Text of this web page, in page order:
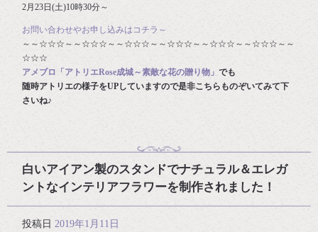
2月23日(土)10時30分～
お問い合わせやお申し込みはコチラ～
～～☆☆☆～～☆☆☆～～☆☆☆～～☆☆☆～～☆☆☆～～☆☆☆～～
☆☆☆
アメブロ「アトリエRose成城～素敵な花の贈り物」でも
随時アトリエの様子をUPしていますので是非こちらものぞいてみて下
さいね♪
白いアイアン製のスタンドでナチュラル＆エレガ
ントなインテリアフラワーを制作されました！
投稿日 2019年1月11日